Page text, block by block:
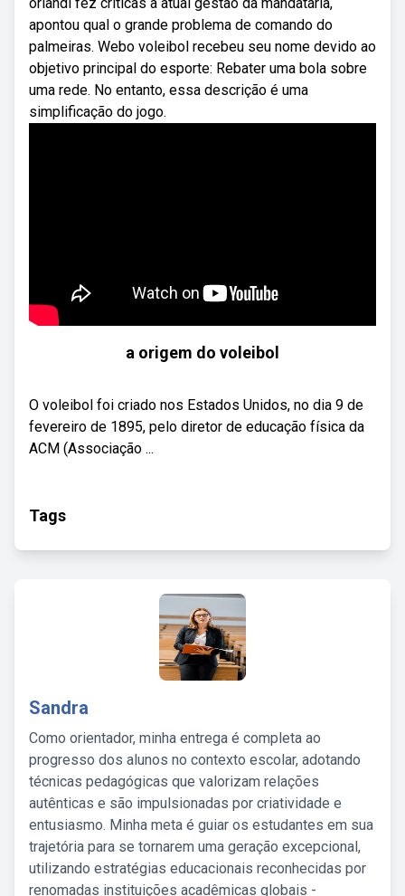
apontou qual o grande problema de comando do
palmeiras. Webo voleibol recebeu seu nome devido ao
objetivo principal do esporte: Rebater uma bola sobre
uma rede. No entanto, essa descrição é uma
simplificação do jogo.
a origem do voleibol
O voleibol foi criado nos Estados Unidos, no dia 9 de
fevereiro de 1895, pelo diretor de educação física da
ACM (Associação ...
Tags
Sandra
Como orientador, minha entrega é completa ao
progresso dos alunos no contexto escolar, adotando
técnicas pedagógicas que valorizam relações
autênticas e são impulsionadas por criatividade e
entusiasmo. Minha meta é guiar os estudantes em sua
trajetória para se tornarem uma geração excepcional,
utilizando estratégias educacionais reconhecidas por
renomadas instituições acadêmicas globais -